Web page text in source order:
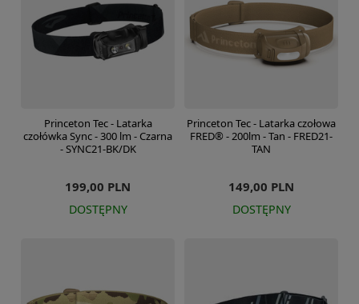
Princeton Tec - Latarka
czołówka Sync - 300 lm - Czarna
- SYNC21-BK/DK
199,00 PLN
DOSTĘPNY
Princeton Tec - Latarka czołowa
FRED® - 200lm - Tan - FRED21-
TAN
149,00 PLN
DOSTĘPNY